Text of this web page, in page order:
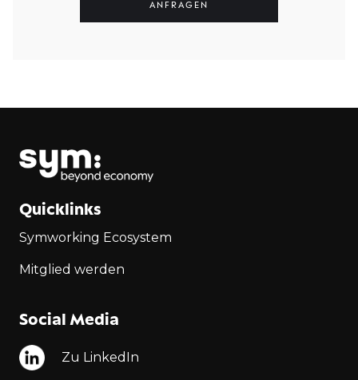
Quicklinks
Symworking Ecosystem
Mitglied werden
Social Media
Zu LinkedIn